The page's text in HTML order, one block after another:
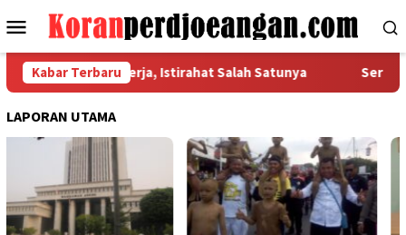
ke
Menu
Mobile
Kabar Terbaru
Hak Dasar Pekerja, Istirahat Salah Satunya Serikat
LAPORAN UTAMA